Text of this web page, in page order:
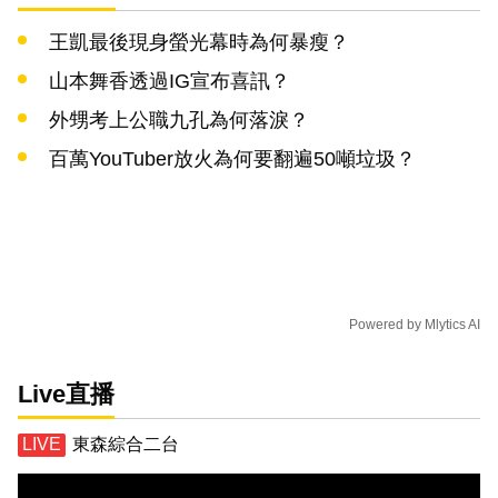
王凱最後現身螢光幕時為何暴瘦？
山本舞香透過IG宣布喜訊？
外甥考上公職九孔為何落淚？
百萬YouTuber放火為何要翻遍50噸垃圾？
Powered by Mlytics AI
Live直播
東森綜合二台